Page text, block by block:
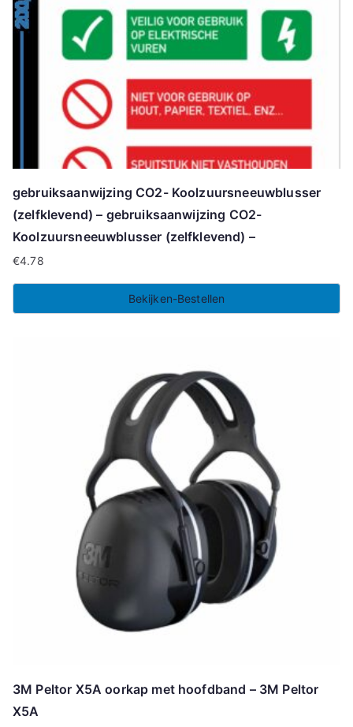
gebruiksaanwijzing CO2- Koolzuursneeuwblusser
(zelfklevend) – gebruiksaanwijzing CO2-
Koolzuursneeuwblusser (zelfklevend) –
€4.78
Bekijken-Bestellen
3M Peltor X5A oorkap met hoofdband – 3M Peltor
X5A